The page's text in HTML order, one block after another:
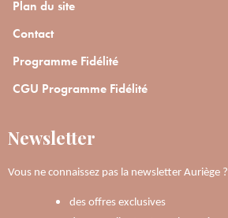
Plan du site
Contact
Programme Fidélité
CGU Programme Fidélité
Newsletter
Vous ne connaissez pas la newsletter Auriège ?
des offres exclusives